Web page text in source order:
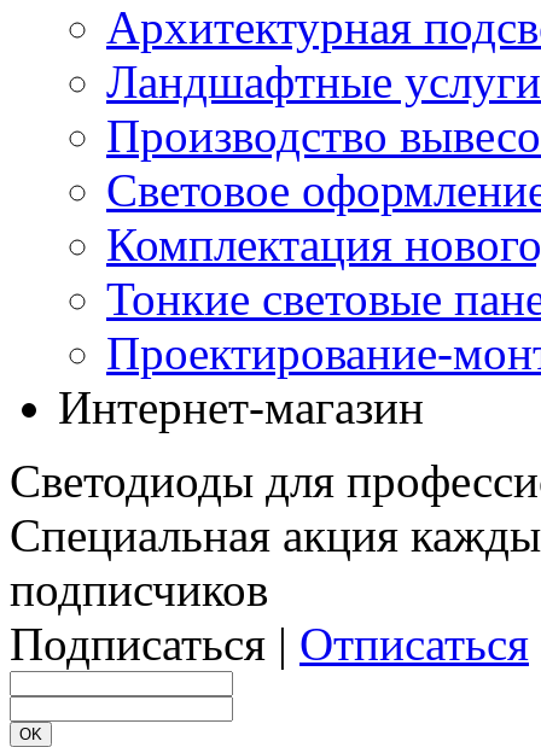
Архитектурная
Ландшафтные
Производство
Световое
Комплектация
Тонкие световые
Проектирование-
Интернет-магазин
Светодиоды для
Специальная акция
подписчиков
Подписаться | Отписаться